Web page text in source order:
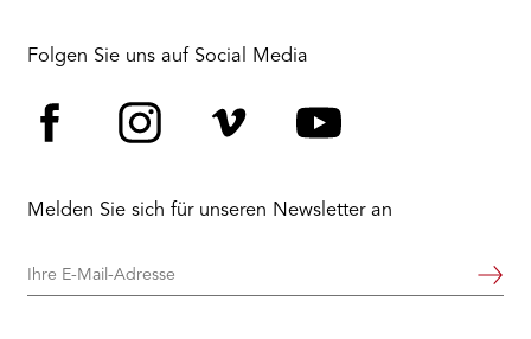
Folgen Sie uns auf Social Media
Melden Sie sich für unseren Newsletter an
Ihre
Weiter